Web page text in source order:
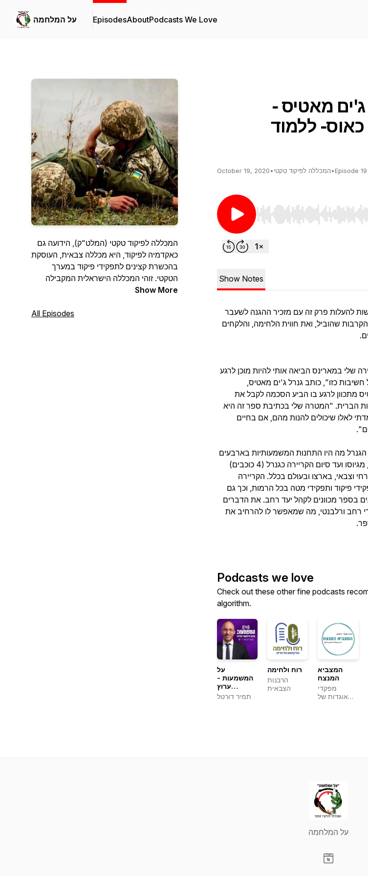
על המלחמה EpisodesAboutPodcasts We Love
המכללה לפיקוד טקטי (המלט"ק), הידועה גם
כאקדמיה לפיקוד, היא מכללה צבאית, העוסקת
בהכשרת קצינים לתפקידי פיקוד במערך
הטקטי. זוהי המכללה הישראלית המקבילה
למכללת ווסט פוינט האמריקנית והיא מכשירה
שירות במערך הקרבי.ייעוד המלט"ק הוא
Show More
All Episodes
ג'ים מאטיס -
ללמוד
October 19, 2020•המכללה לפיקוד טקטי•Episode 19
Use Left/Right to seek, Home/
Show Notes
להעלות פרק זה עם מזכיר ההגנה לשעבר
שהוביל, ואת חווית הלחימה, והלקחים
שלי במארינס הביאה אותי להיות מוכן לרגע
כזו", כותב גנרל ג'ים מאטיס,
מתכוון לרגע בו הביע הסכמה לקבל את
הברית. "המטרה שלי בכתיבת ספר זה היא
לאלו שיכולים להנות מהם, אם בחיים
מתאר הגנרל מה היו התחנות המשמעותיות בארבעים
שנות הקריירה שלו במארינס, מגיוסו ועד סיום הקריירה כגנרל (4 כוכבים)
וצבאי, בארצו ובעולם בכלל. הקריירה
פיקוד ותפקידי מטה בכל הרמות, וכך גם
בספר מכוונים לקהל יעד רחב. את הדברים
רחב ורלבנטי, מה שמאפשר לו להרחיב את
Podcasts we love
Check out these other fine podcasts
algorithm.
על
המשמעות -
ערוץ
פילוסופי
תמיר דורטל
רוח ולחימה
הרבנות
הצבאית
המצביא
המנצח
מפקדי
אוגדות של
על המלחמה